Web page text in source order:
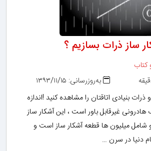
ساز ذرات بسازیم ؟
کتاب
به‌روزرسانی: ۱۳۹۳/۱۱/۱۵
بنیادی اتاقتان را مشاهده کنید !اندازه
غیرقابل باور است ، این آشکار ساز
شامل میلیون ها قطعه آشکار ساز است و
دنیا در سرن …